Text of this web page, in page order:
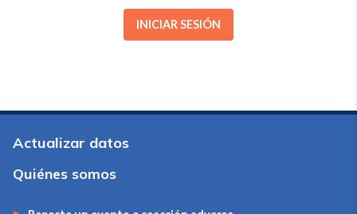
INICIAR SESIÓN
Actualizar datos
Quiénes somos